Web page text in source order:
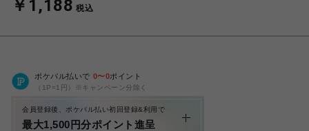
￥1,188 税込
ポケパル払いで 0〜0ポイント
（1P=1円）※キャンペーン分除く
会員登録後、ポケパル払い初回登録&利用で
最大1,500円分ポイント進呈